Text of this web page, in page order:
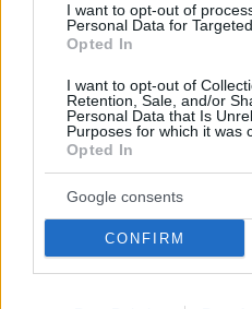
I want to opt-out of
Personal Data for
Opted In
I want to opt-out of
Retention, Sale, and/or
Personal Data that Is
Purposes for which it was
Opted In
Google consents
CONFIRM
Προηγούμενη
Στοίχημα